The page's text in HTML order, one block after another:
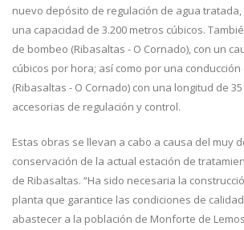
nuevo depósito de regulación de agua tratada,
una capacidad de 3.200 metros cúbicos.
de bombeo (Ribasaltas - O Cornado), con un
cúbicos por hora; así como por una
(Ribasaltas - O Cornado) con una longitud de
accesorias de regulación y control.
Estas obras se llevan a cabo a causa del muy
conservación de la actual estación de
de Ribasaltas. “Ha sido necesaria la
planta que garantice las condiciones de
abastecer a la población de Monforte de